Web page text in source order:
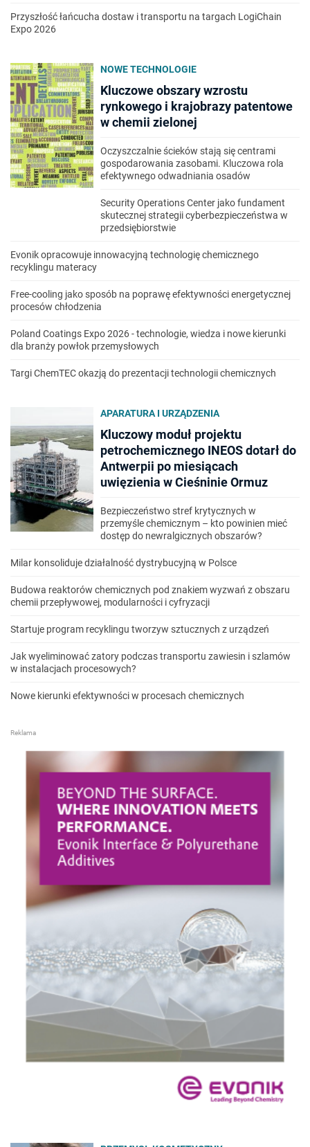
Przyszłość łańcucha dostaw i transportu na targach LogiChain
Expo 2026
NOWE TECHNOLOGIE
Kluczowe obszary wzrostu
rynkowego i krajobrazy patentowe
w chemii zielonej
Oczyszczalnie ścieków stają się centrami
gospodarowania zasobami. Kluczowa rola
efektywnego odwadniania osadów
Security Operations Center jako fundament
skutecznej strategii cyberbezpieczeństwa w
przedsiębiorstwie
Evonik opracowuje innowacyjną technologię chemicznego
recyklingu materacy
Free-cooling jako sposób na poprawę efektywności energetycznej
procesów chłodzenia
Poland Coatings Expo 2026 - technologie, wiedza i nowe kierunki
dla branży powłok przemysłowych
Targi ChemTEC okazją do prezentacji technologii chemicznych
APARATURA I URZĄDZENIA
Kluczowy moduł projektu
petrochemicznego INEOS dotarł do
Antwerpii po miesiącach
uwięzienia w Cieśninie Ormuz
Bezpieczeństwo stref krytycznych w
przemyśle chemicznym – kto powinien mieć
dostęp do newralgicznych obszarów?
Milar konsoliduje działalność dystrybucyjną w Polsce
Budowa reaktorów chemicznych pod znakiem wyzwań z obszaru
chemii przepływowej, modularności i cyfryzacji
Startuje program recyklingu tworzyw sztucznych z urządzeń
Jak wyeliminować zatory podczas transportu zawiesin i szlamów
w instalacjach procesowych?
Nowe kierunki efektywności w procesach chemicznych